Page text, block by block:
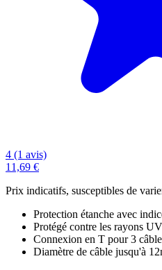
4 (1 avis)
11,69 €
Prix indicatifs, susceptibles de
Protection étanche avec
Protégé contre les rayons UV
Connexion en T pour 3
Diamètre de câble jusqu'à